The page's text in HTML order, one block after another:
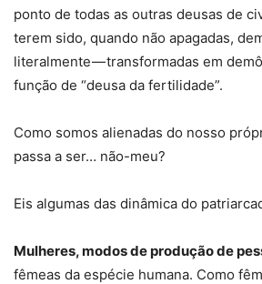
ponto de todas as outras deusas de
terem sido, quando não apagadas,
literalmente — transformadas em
função de “deusa da fertilidade”.
Como somos alienadas do nosso
passa a ser… não-meu?
Eis algumas das dinâmica do
Mulheres, modos de produção de
fêmeas da espécie humana. Como